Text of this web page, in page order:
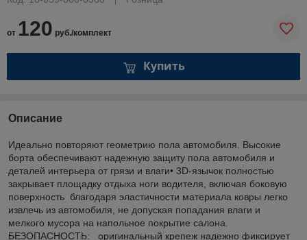
от 120 руб./комплект
Купить
Описание
Идеально повторяют геометрию пола автомобиля. Высокие
борта обеспечивают надежную защиту пола автомобиля и
деталей интерьера от грязи и влаги• 3D-язычок полностью
закрывает площадку отдыха ноги водителя, включая боковую
поверхность благодаря эластичности материала ковры легко
извлечь из автомобиля, не допуская попадания влаги и
мелкого мусора на напольное покрытие салона.
БЕЗОПАСНОСТЬ: оригинальный крепеж надежно фиксирует